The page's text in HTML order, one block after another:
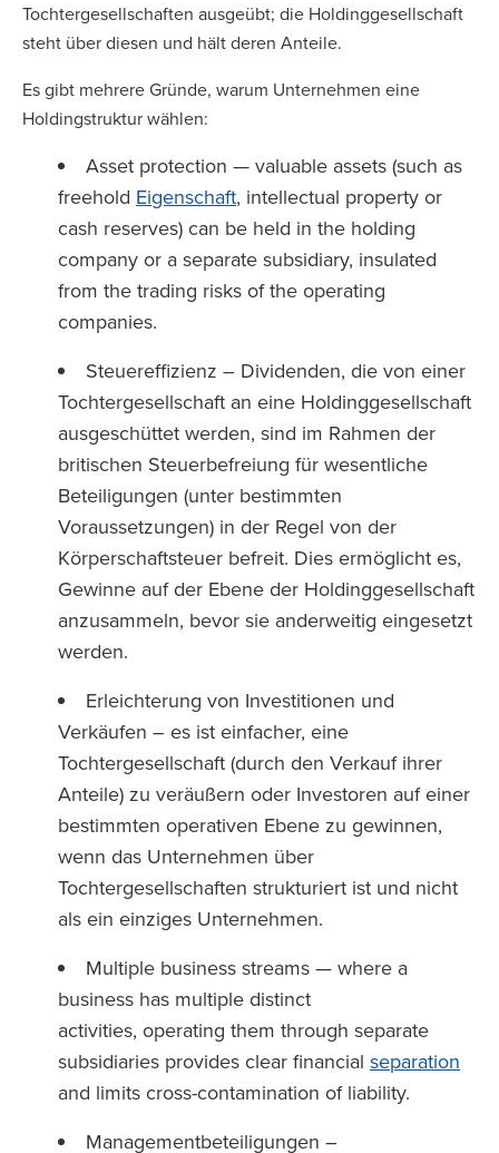
Tochtergesellschaften ausgeübt; die Holdinggesellschaft
steht über diesen und hält deren Anteile.
Es gibt mehrere Gründe, warum Unternehmen eine
Holdingstruktur wählen:
Asset protection — valuable assets (such as
freehold Eigenschaft, intellectual property or
cash reserves) can be held in the holding
company or a separate subsidiary, insulated
from the trading risks of the operating
companies.
Steuereffizienz – Dividenden, die von einer
Tochtergesellschaft an eine Holdinggesellschaft
ausgeschüttet werden, sind im Rahmen der
britischen Steuerbefreiung für wesentliche
Beteiligungen (unter bestimmten
Voraussetzungen) in der Regel von der
Körperschaftsteuer befreit. Dies ermöglicht es,
Gewinne auf der Ebene der Holdinggesellschaft
anzusammeln, bevor sie anderweitig eingesetzt
werden.
Erleichterung von Investitionen und
Verkäufen – es ist einfacher, eine
Tochtergesellschaft (durch den Verkauf ihrer
Anteile) zu veräußern oder Investoren auf einer
bestimmten operativen Ebene zu gewinnen,
wenn das Unternehmen über
Tochtergesellschaften strukturiert ist und nicht
als ein einziges Unternehmen.
Multiple business streams — where a
business has multiple distinct
activities, operating them through separate
subsidiaries provides clear financial separation
and limits cross-contamination of liability.
Managementbeteiligungen –